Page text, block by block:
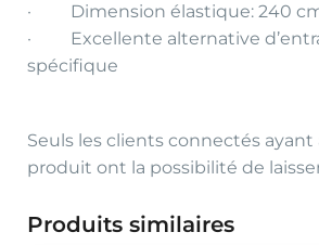
· Dimension élastique: 240
· Excellente alternative
spécifique
Seuls les clients connectés ayant
produit ont la possibilité de
Produits similaires